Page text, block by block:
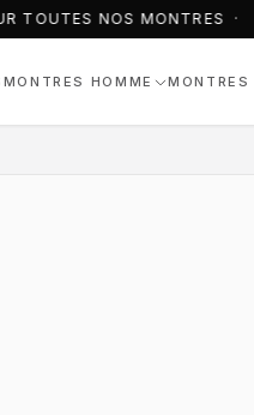
NOS MONTRES ·
MONTRES HOMME MONTRES